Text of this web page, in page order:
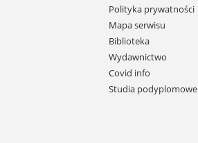
Pomiń
nawigację
i
przejdź
do
treści
Polityka prywatności
Mapa serwisu
Biblioteka
Wydawnictwo
Covid info
Studia podyplomowe